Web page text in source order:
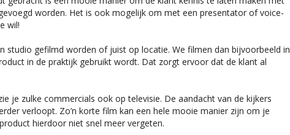
worden. Het is ook mogelijk om met een presentator of voice-
wil!
studio gefilmd worden of juist op locatie. We filmen dan bijvoorbeeld in
in de praktijk gebruikt wordt. Dat zorgt ervoor dat de klant al
je zulke commercials ook op televisie. De aandacht van de kijkers
verloopt. Zo’n korte film kan een hele mooie manier zijn om je
hierdoor niet snel meer vergeten.